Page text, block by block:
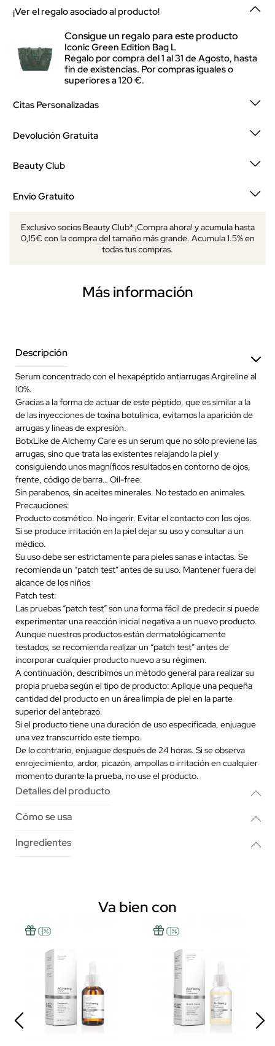
¡Ver el regalo asociado al producto!
Consigue un regalo para este producto
Iconic Green Edition Bag L
Regalo por compra del 1 al 31 de Agosto, hasta
fin de existencias. Por compras iguales o
superiores a 120 €.
Citas Personalizadas
Devolución Gratuita
Beauty Club
Envío Gratuito
Exclusivo socios Beauty Club* ¡Compra ahora! y acumula hasta
0,15€ con la compra del tamaño más grande. Acumula 1.5% en
todas tus compras.
Más información
Descripción
Serum concentrado con el hexapéptido antiarrugas Argireline al
10%.
Gracias a la forma de actuar de este péptido, que es similar a la
de las inyecciones de toxina botulínica, evitamos la aparición de
arrugas y líneas de expresión.
BotxLike de Alchemy Care es un serum que no sólo previene las
arrugas, sino que trata las existentes relajando la piel y
consiguiendo unos magníficos resultados en contorno de ojos,
frente, código de barra… Oil-free.
Sin parabenos, sin aceites minerales. No testado en animales.
Precauciones:
Producto cosmético. No ingerir. Evitar el contacto con los ojos.
Si se produce irritación en la piel dejar su uso y consultar a un
médico.
Su uso debe ser estrictamente para pieles sanas e intactas. Se
recomienda un “patch test” antes de su uso. Mantener fuera del
alcance de los niños
Patch test:
Las pruebas “patch test” son una forma fácil de predecir si puede
experimentar una reacción inicial negativa a un nuevo producto.
Aunque nuestros productos están dermatológicamente
testados, se recomienda realizar un “patch test” antes de
incorporar cualquier producto nuevo a su régimen.
A continuación, describimos un método general para realizar su
propia prueba según el tipo de producto: Aplique una pequeña
cantidad del producto en un área limpia de piel en la parte
superior del antebrazo.
Si el producto tiene una duración de uso especificada, enjuague
una vez transcurrido este tiempo.
De lo contrario, enjuague después de 24 horas. Si se observa
enrojecimiento, ardor, picazón, ampollas o irritación en cualquier
momento durante la prueba, no use el producto.
Detalles del producto
Cómo se usa
Ingredientes
Va bien con